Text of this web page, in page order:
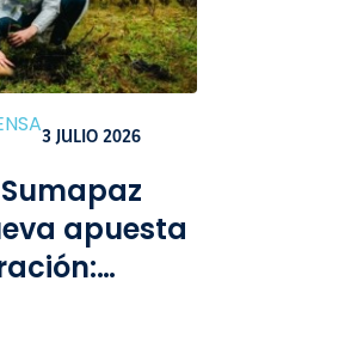
3 JULIO 2026
apuesta